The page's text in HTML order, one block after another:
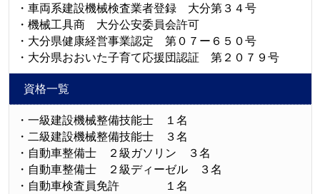
・車両系建設機械検査業者登録 大分第３４号
・機械工具商 大分公安委員会許可
・大分県健康経営事業認定 第０７ー６５０号
・大分県おおいた子育て応援団認証 第２０７９号
資格一覧
・一級建設機械整備技能士 １名
・二級建設機械整備技能士 ３名
・自動車整備士 ２級ガソリン ３名
・自動車整備士 ２級ディーゼル ３名
・自動車検査員免許 １名